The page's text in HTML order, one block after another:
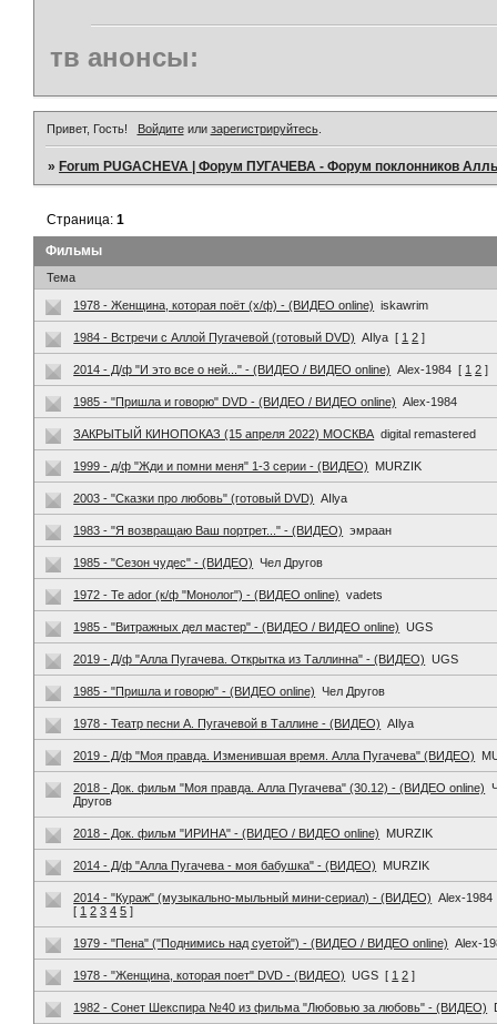
тв анонсы:
Привет, Гость! Войдитеили зарегистрируйтесь.
»Forum PUGACHEVA | Форум ПУГАЧЕВА - Форум поклонников
Фильмы
Страница:1
Тема
1978 - Женщина, которая поёт (х/ф) - (ВИДЕО online) iskawrim
1984 - Встречи с Аллой Пугачевой (готовый DVD) AIlya [ 1 2 ]
2014 - Д/ф "И это все о ней..." - (ВИДЕО / ВИДЕО online) Alex-1984 [ 1 2 ]
1985 - "Пришла и говорю" DVD - (ВИДЕО / ВИДЕО online) Alex-1984
ЗАКРЫТЫЙ КИНОПОКАЗ (15 апреля 2022) МОСКВА digital remastered
1999 - д/ф "Жди и помни меня" 1-3 серии - (ВИДЕО) MURZIK
2003 - "Сказки про любовь" (готовый DVD) AIlya
1983 - "Я возвращаю Ваш портрет..." - (ВИДЕО) эмраан
1985 - "Сезон чудес" - (ВИДЕО) Чел Другов
1972 - Te ador (к/ф "Монолог") - (ВИДЕО online) vadets
1985 - "Витражных дел мастер" - (ВИДЕО / ВИДЕО online) UGS
2019 - Д/ф "Алла Пугачева. Открытка из Таллинна" - (ВИДЕО) UGS
1985 - "Пришла и говорю" - (ВИДЕО online) Чел Другов
1978 - Театр песни А. Пугачевой в Таллине - (ВИДЕО) AIlya
2019 - Д/ф "Моя правда. Изменившая время. Алла Пугачева" (ВИДЕО)
2018 - Док. фильм "Моя правда. Алла Пугачева" (30.12) - (ВИДЕО online)
Другов
2018 - Док. фильм "ИРИНА" - (ВИДЕО / ВИДЕО online) MURZIK
2014 - Д/ф "Алла Пугачева - моя бабушка" - (ВИДЕО) MURZIK
2014 - "Кураж" (музыкально-мыльный мини-сериал) - (ВИДЕО)
Alex-1984
[ 1 2 3 4 5 ]
1979 - "Пена" ("Поднимись над суетой") - (ВИДЕО / ВИДЕО online) Alex-
1978 - "Женщина, которая поет" DVD - (ВИДЕО) UGS [ 1 2 ]
1982 - Сонет Шекспира №40 из фильма "Любовью за любовь" - (ВИДЕО)